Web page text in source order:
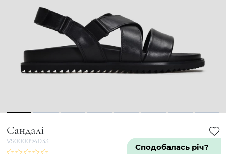
1 2 3 4 5 6 7 8
Сандалі
VS000094033
Сподобалась річ?